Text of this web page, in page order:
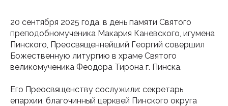
20 сентября 2025 года, в день памяти Святого
преподобномученика Макария Каневского, игумена
Пинского, Преосвященнейший Георгий совершил
Божественную литургию в храме Святого
великомученика Феодора Тирона г. Пинска.
Его Преосвященству сослужили: секретарь
епархии, благочинный церквей Пинского округа